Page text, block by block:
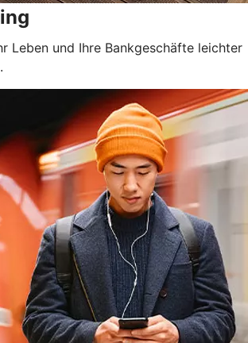
Leben und Ihre Bankgeschäfte leichter